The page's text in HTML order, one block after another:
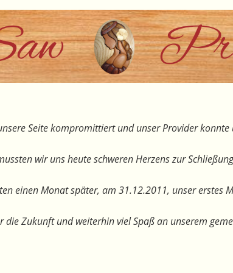
Seite kompromittiert und unser Provider
wir uns heute schweren Herzens zur
einen Monat später, am 31.12.2011, unser erstes
Zukunft und weiterhin viel Spaß an unserem